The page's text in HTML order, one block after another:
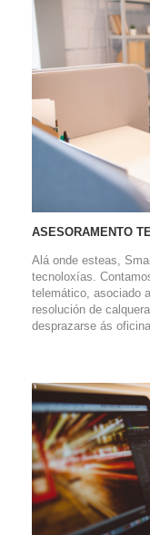
ASESORAMENTO
Alá onde esteas,
tecnoloxías.
telemático, asociado
resolución de
desprazarse ás